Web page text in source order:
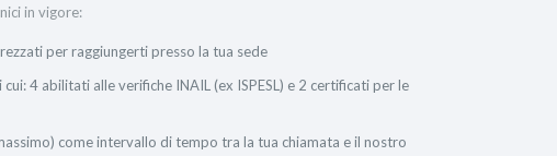
in vigore:
per raggiungerti presso la tua sede
4 abilitati alle verifiche INAIL (ex ISPESL) e 2 certificati per le
come intervallo di tempo tra la tua chiamata e il nostro